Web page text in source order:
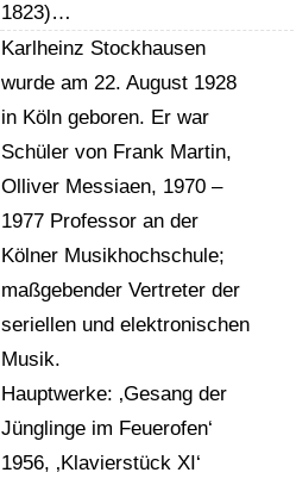
1823)…
Karlheinz Stockhausen
wurde am 22. August 1928
in Köln geboren. Er war
Schüler von Frank Martin,
Olliver Messiaen, 1970 –
1977 Professor an der
Kölner Musikhochschule;
maßgebender Vertreter der
seriellen und elektronischen
Musik.
Hauptwerke: ‚Gesang der
Jünglinge im Feuerofen‘
1956, ‚Klavierstück XI‘